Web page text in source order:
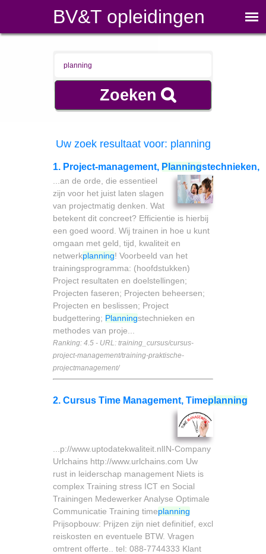
BV&T opleidingen
Uw zoek resultaat voor: planning
1. Project-management, Planningstechnieken,
...an de orde, die essentieel
zijn voor het juist laten slagen
van projectmatig denken. Wat
betekent dit concreet? Efficientie is hierbij
een goed woord. Wij trainen in hoe u kunt
omgaan met geld, tijd, kwaliteit en
netwerkplanning! Voorbeeld van het
trainingsprogramma: (hoofdstukken)
Project resultaten en doelstellingen;
Projecten faseren; Projecten beheersen;
Projecten en beslissen; Project
budgettering; Planningstechnieken en
methodes van proje...
Ranking: 4.5 - URL: training_cursus/cursus-
project-management/training-praktische-
projectmanagement/
2. Cursus Time Management, Timeplanning
...p://www.uptodatekwaliteit.nlIN-Company
Urlchains http://www.urlchains.com Uw
rust in leiderschap management Niets is
complex Training stress ICT en Social
Trainingen Medewerker Analyse Optimale
Communicatie Training timeplanning
Prijsopbouw: Prijzen zijn niet definitief, excl
reiskosten en eventuele BTW. Vragen
omtrent offerte.. tel: 088-7744333 Klant